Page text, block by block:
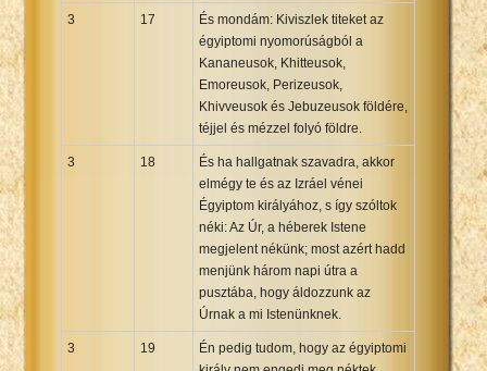
3 17
És mondám: Kiviszlek titeket az
égyiptomi nyomorúságból a
Kananeusok, Khitteusok,
Emoreusok, Perizeusok,
Khivveusok és Jebuzeusok földére,
téjjel és mézzel folyó földre.
3 18
És ha hallgatnak szavadra, akkor
elmégy te és az Izráel vénei
Égyiptom királyához, s így szóltok
néki: Az Úr, a héberek Istene
megjelent nékünk; most azért hadd
menjünk három napi útra a
pusztába, hogy áldozzunk az
Úrnak a mi Istenünknek.
3 19
Én pedig tudom, hogy az égyiptomi